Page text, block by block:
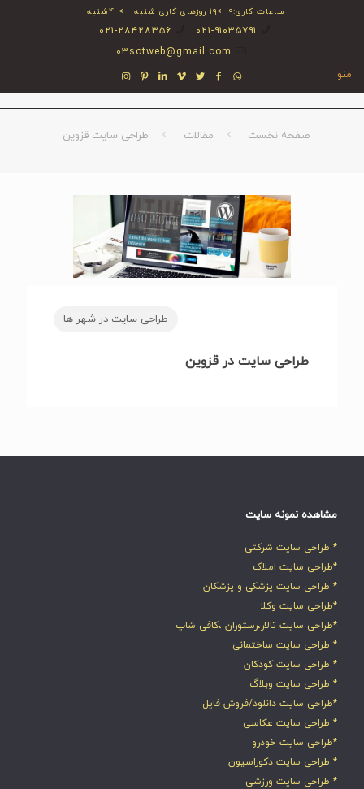
ساعات کاری:۹-->۱۹ روزهای کاری شنبه --> ۴شنبه
۰۲۱-۹۱۰۳۵۷۹۱
۰۲۱-۲۸۴۲۸۳۵۶
03sotweb@gmail.com
منو
صفحه نخست مقالات طراحی سایت قزوین
طراحی سایت در شهر ها
طراحی سایت در قزوین
مشاهده نمونه سایت
* طراحی سایت شرکتی
*طراحی سایت املاک
* طراحی سایت پزشکی و پزشکان
*طراحی سایت وکلا
*طراحی سایت تالار،رستوران ،کافی شاپ
* طراحی سایت ساختمانی
* طراحی سایت کودکان
* طراحی سایت وبلاگ
*طراحی سایت دانلود/فروش فایل
* طراحی سایت عکاسی
*طراحی سایت خودرو
* طراحی سایت دکوراسیون
* طراحی سایت ورزشی